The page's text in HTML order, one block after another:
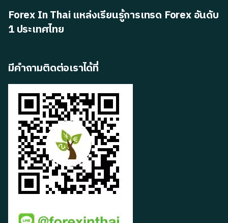
Forex In Thai แหล่งเรียนรู้การเทรด Forex อันดับ
1 ประเทศไทย
มีคำถามติดต่อเราได้ที่